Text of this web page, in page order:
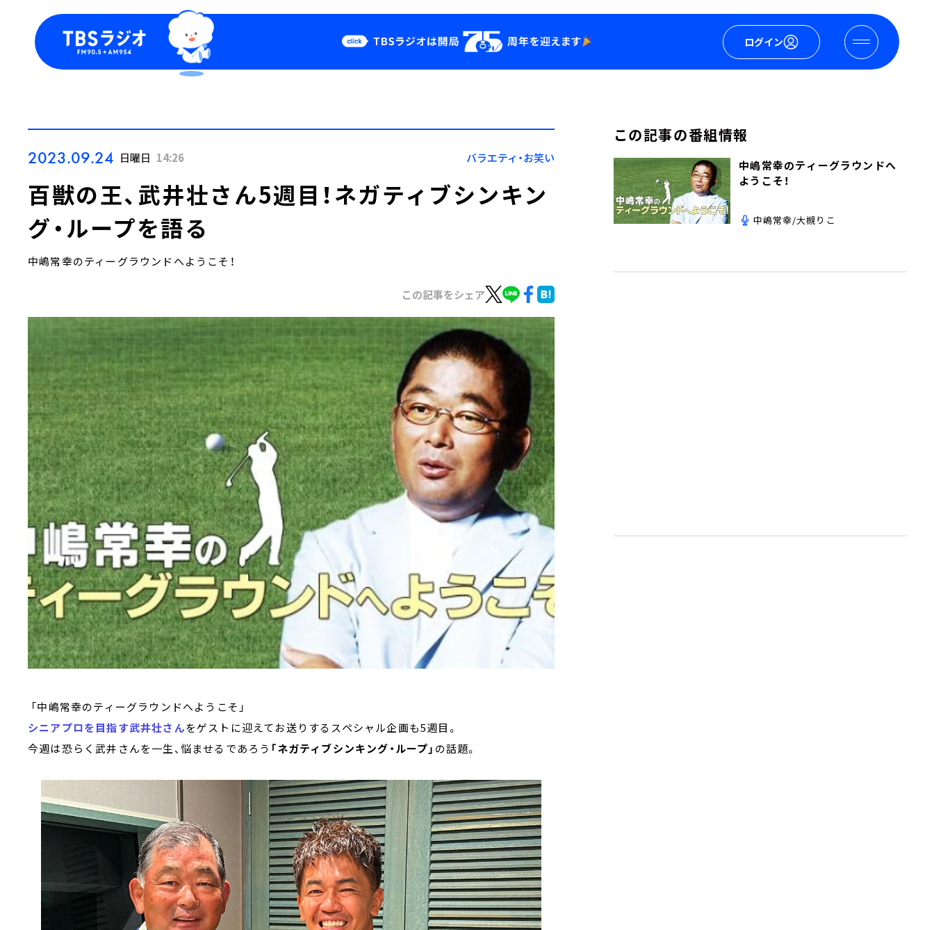
ログイン
Podcast
YouTube
会社情報
2023.09.24 日曜日 14:26 バラエティ・お笑い
百獣の王、武井壮さん5週目！ネガティブシンキン
グ・ループを語る
中嶋常幸のティーグラウンドへようこそ！
この記事をシェア
「中嶋常幸のティーグラウンドへようこそ」
シニアプロを目指す武井壮さんをゲストに迎えてお送りするスペシャル企画も5週目。
今週は恐らく武井さんを一生、悩ませるであろう 「ネガティブシンキング・ループ」 の話題。
この記事の番組情報
中嶋常幸のティーグラウンドへ
ようこそ！
中嶋常幸/大槻りこ